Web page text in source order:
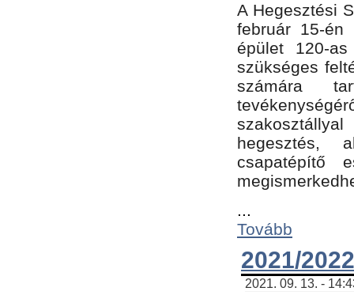
A Hegesztési
február 15-
épület 120-
szükséges
számára
hegesztés,
csapatépítő
...
Tovább
2021/
2021. 09. 13. -